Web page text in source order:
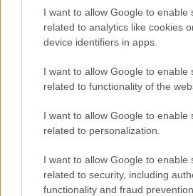
I want to allow Google to enable
related to analytics like cookies
device identifiers in apps.
I want to allow Google to enable
related to functionality of the
I want to allow Google to enable
related to personalization.
I want to allow Google to enable
related to security, including
functionality and fraud
Olbia, divieto di sosta
esplode la protesta